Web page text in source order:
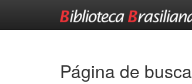
Página de busca